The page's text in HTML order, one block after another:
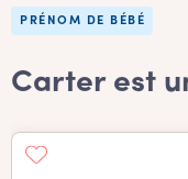
PRÉNOM DE BÉBÉ
Carter est